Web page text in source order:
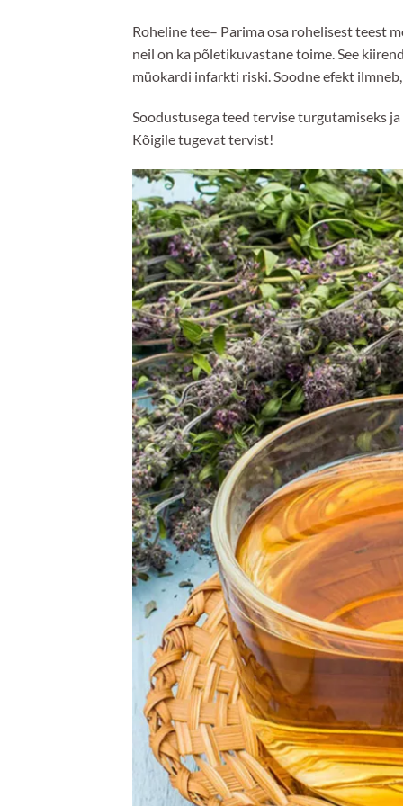
Roheline tee– Parima osa rohelisest teest
neil on ka põletikuvastane toime. See
müokardi infarkti riski. Soodne efekt
Soodustusega teed tervise turgutamiseks
Kõigile tugevat tervist!